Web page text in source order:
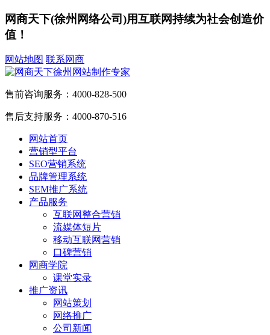
网商天下(徐州网络公司)用互联网持续为社会创造价
值！
网站地图 联系网商
售前咨询服务： 4000-828-500
售后支持服务： 4000-870-516
网站首页
营销型平台
SEO营销系统
品牌管理系统
SEM推广系统
产品服务
互联网整合营销
流媒体短片
移动互联网营销
口碑营销
网商学院
课堂实录
推广资讯
网站策划
网络推广
公司新闻